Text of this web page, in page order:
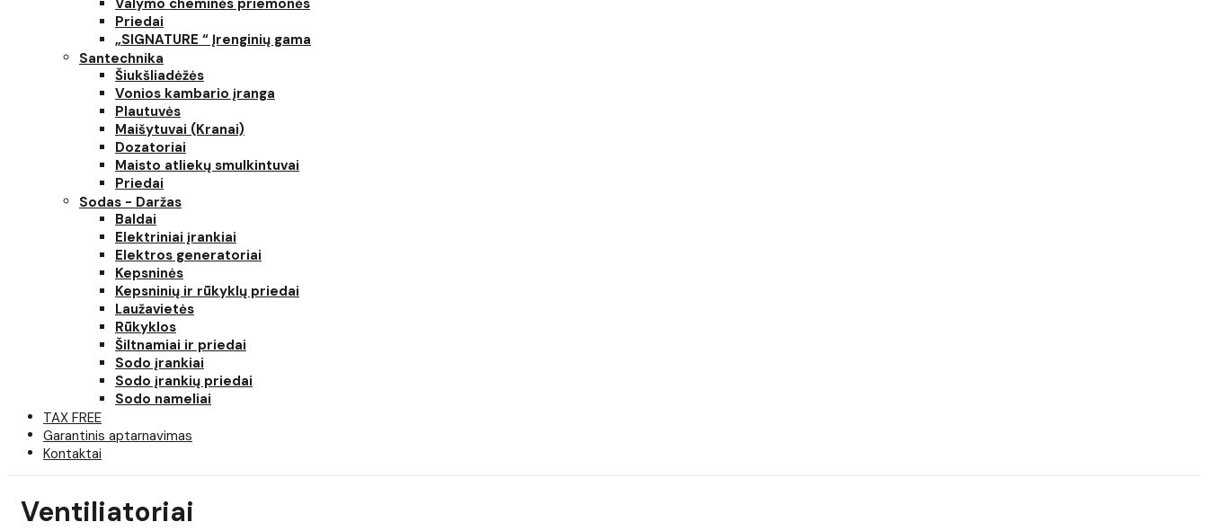
Valymo cheminės priemonės
Priedai
„SIGNATURE “ Įrenginių gama
Santechnika
Šiukšliadėžės
Vonios kambario įranga
Plautuvės
Maišytuvai (Kranai)
Dozatoriai
Maisto atliekų smulkintuvai
Priedai
Sodas - Daržas
Baldai
Elektriniai įrankiai
Elektros generatoriai
Kepsninės
Kepsninių ir rūkyklų priedai
Laužavietės
Rūkyklos
Šiltnamiai ir priedai
Sodo įrankiai
Sodo įrankių priedai
Sodo nameliai
TAX FREE
Garantinis aptarnavimas
Kontaktai
Ventiliatoriai